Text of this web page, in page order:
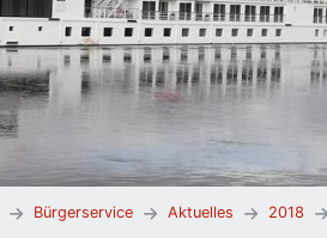
Bürgerservice Aktuelles 2018